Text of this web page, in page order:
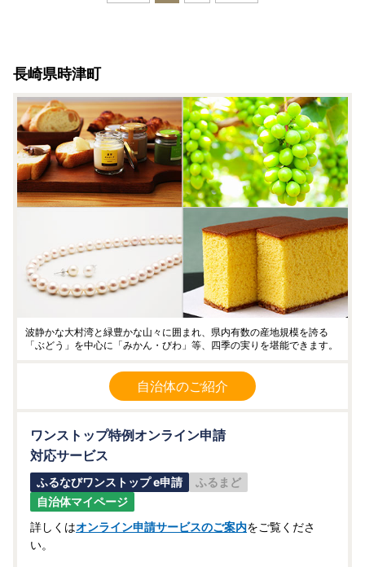
長崎県時津町
波静かな大村湾と緑豊かな山々に囲まれ、県内有数の産地規模を誇る
「ぶどう」を中心に「みかん・びわ」等、四季の実りを堪能できます。
自治体のご紹介
ワンストップ特例オンライン申請
対応サービス
ふるなびワンストップ e申請
ふるまど
自治体マイページ
詳しくはオンライン申請サービスのご案内をご覧くださ
い。